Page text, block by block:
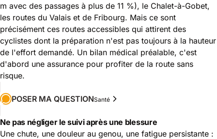
m avec des passages à plus de 11 %), le Chalet-à-Gobet,
les routes du Valais et de Fribourg. Mais ce sont
précisément ces routes accessibles qui attirent des
cyclistes dont la préparation n'est pas toujours à la hauteur
de l'effort demandé. Un bilan médical préalable, c'est
d'abord une assurance pour profiter de la route sans
risque.
POSER MA QUESTIONSanté
Ne pas négliger le suivi après une blessure
Une chute, une douleur au genou, une fatigue persistante :